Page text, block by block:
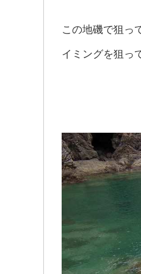
この地磯で狙っ
イミングを狙っ